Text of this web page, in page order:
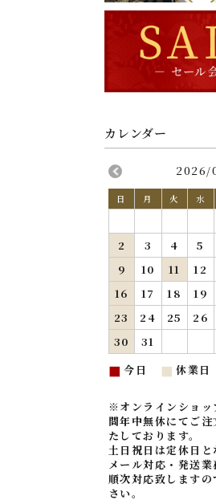
2026/
日 月 火 水
2
3 4 5
9
10 11 12
16
17 18 19
23
24 25 26
30
31
■ 今日 ■ 休業日
※オンラインショ
間年中無休にてご
たしております。
土日祝日は定休日と
メール対応・発送
順次対応致します
さい。